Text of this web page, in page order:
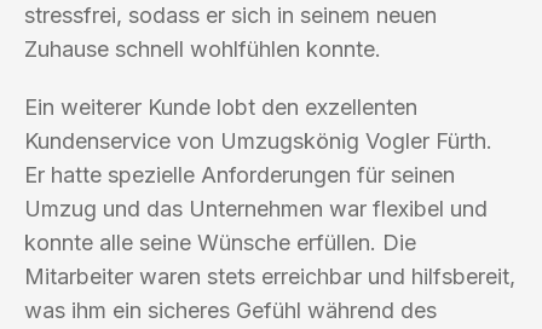
stressfrei, sodass er sich in seinem neuen
Zuhause schnell wohlfühlen konnte.
Ein weiterer Kunde lobt den exzellenten
Kundenservice von Umzugskönig Vogler Fürth.
Er hatte spezielle Anforderungen für seinen
Umzug und das Unternehmen war flexibel und
konnte alle seine Wünsche erfüllen. Die
Mitarbeiter waren stets erreichbar und hilfsbereit,
was ihm ein sicheres Gefühl während des